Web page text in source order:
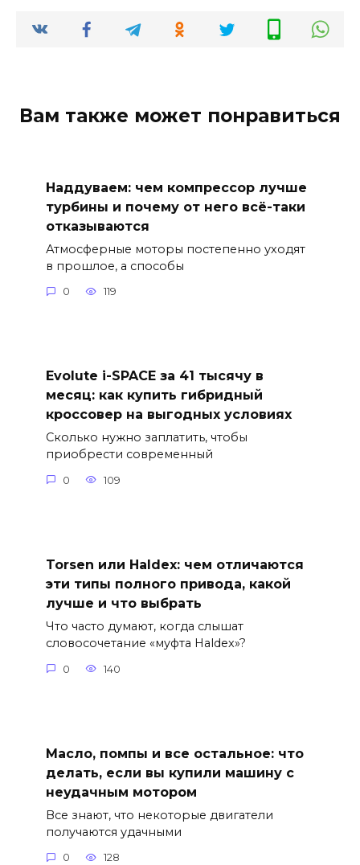
Вам также может понравиться
Наддуваем: чем компрессор лучше
турбины и почему от него всё-таки
отказываются
Атмосферные моторы постепенно уходят
в прошлое, а способы
0 119
Evolute i-SPACE за 41 тысячу в
месяц: как купить гибридный
кроссовер на выгодных условиях
Сколько нужно заплатить, чтобы
приобрести современный
0 109
Torsen или Haldex: чем отличаются
эти типы полного привода, какой
лучше и что выбрать
Что часто думают, когда слышат
словосочетание «муфта Haldex»?
0 140
Масло, помпы и все остальное: что
делать, если вы купили машину с
неудачным мотором
Все знают, что некоторые двигатели
получаются удачными
0 128